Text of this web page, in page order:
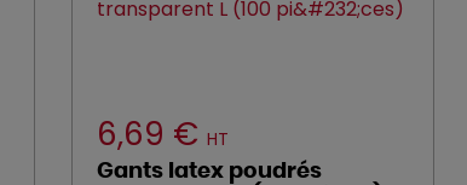
6,69 € HT
Gants latex poudrés